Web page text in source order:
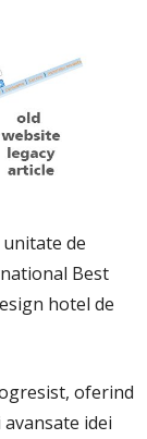
de
Best
hotel de
oferind
idei